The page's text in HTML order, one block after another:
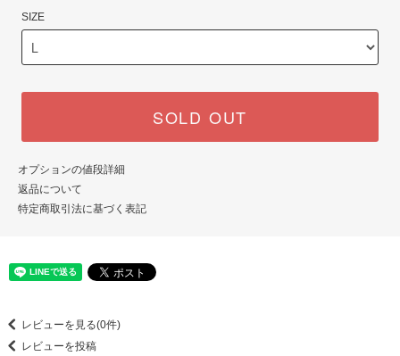
SIZE
SOLD OUT
オプションの値段詳細
返品について
特定商取引法に基づく表記
レビューを見る(0件)
レビューを投稿